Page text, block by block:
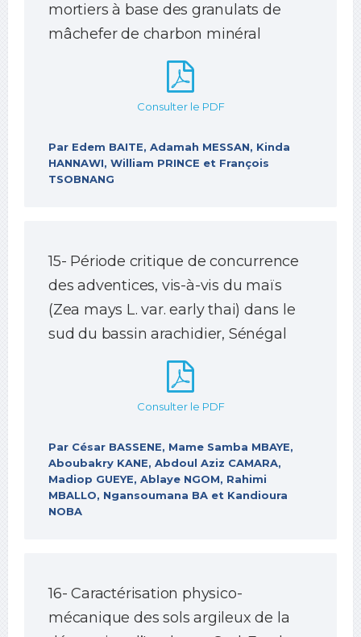
mortiers à base des granulats de
mâchefer de charbon minéral
Consulter le PDF
Par Edem BAITE, Adamah MESSAN, Kinda
HANNAWI, William PRINCE et François
TSOBNANG
15- Période critique de concurrence
des adventices, vis-à-vis du maïs
(Zea mays L. var. early thai) dans le
sud du bassin arachidier, Sénégal
Consulter le PDF
Par César BASSENE, Mame Samba MBAYE,
Aboubakry KANE, Abdoul Aziz CAMARA,
Madiop GUEYE, Ablaye NGOM, Rahimi
MBALLO, Ngansoumana BA et Kandioura
NOBA
16- Caractérisation physico-
mécanique des sols argileux de la